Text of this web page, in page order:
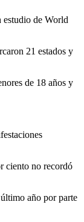
estudio de World
21 estados y
de 18 años y
ciento no recordó
año por parte